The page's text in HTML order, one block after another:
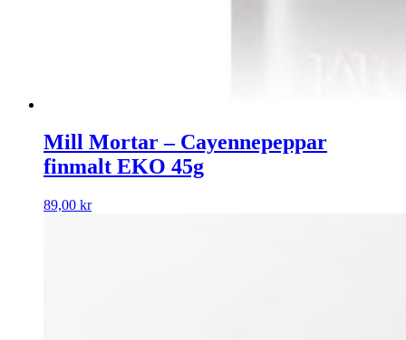
Mill Mortar – Cayennepeppar
finmalt EKO 45g
89,00 kr